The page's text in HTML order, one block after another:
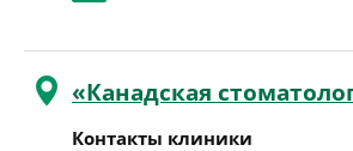
«Канадская
Контакты клиники